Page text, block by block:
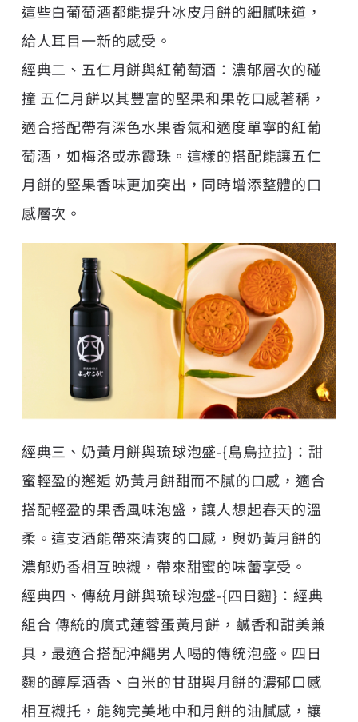
這些白葡萄酒都能提升冰皮月餅的細膩味道，
給人耳目一新的感受。
經典二、五仁月餅與紅葡萄酒：濃郁層次的碰
撞 五仁月餅以其豐富的堅果和果乾口感著稱，
適合搭配帶有深色水果香氣和適度單寧的紅葡
萄酒，如梅洛或赤霞珠。這樣的搭配能讓五仁
月餅的堅果香味更加突出，同時增添整體的口
感層次。
經典三、奶黃月餅與琉球泡盛-{島烏拉拉}：甜
蜜輕盈的邂逅 奶黃月餅甜而不膩的口感，適合
搭配輕盈的果香風味泡盛，讓人想起春天的溫
柔。這支酒能帶來清爽的口感，與奶黃月餅的
濃郁奶香相互映襯，帶來甜蜜的味蕾享受。
經典四、傳統月餅與琉球泡盛-{四日麴}：經典
組合 傳統的廣式蓮蓉蛋黃月餅，鹹香和甜美兼
具，最適合搭配沖繩男人喝的傳統泡盛。四日
麴的醇厚酒香、白米的甘甜與月餅的濃郁口感
相互襯托，能夠完美地中和月餅的油膩感，讓